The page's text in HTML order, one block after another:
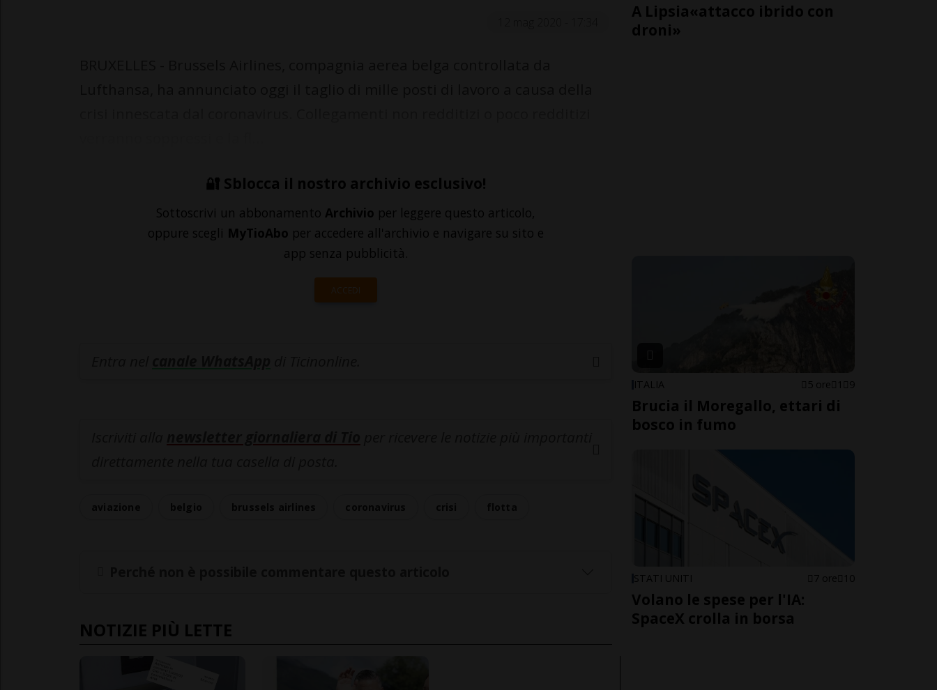
🔐 Sblocca il nostro archivio esclusivo!
Sottoscrivi un abbonamento Archivio per leggere questo articolo,
oppure scegli MyTioAbo per accedere all'archivio e navigare su sito e
app senza pubblicità.
ACCEDI
NOTIZIE PIÙ LETTE
A Lipsia«attacco ibrido con
droni»
ITALIA 5 ore 1 9
Brucia il Moregallo, ettari di
bosco in fumo
STATI UNITI 7 ore 10
Volano le spese per l'IA:
SpaceX crolla in borsa